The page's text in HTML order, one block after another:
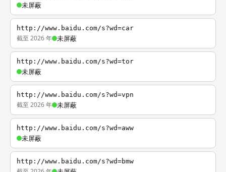
未屏蔽
http://www.baidu.com/s?wd=car
截至 2026 年 未屏蔽
http://www.baidu.com/s?wd=tor
未屏蔽
http://www.baidu.com/s?wd=vpn
截至 2026 年 未屏蔽
http://www.baidu.com/s?wd=aww
未屏蔽
http://www.baidu.com/s?wd=bmw